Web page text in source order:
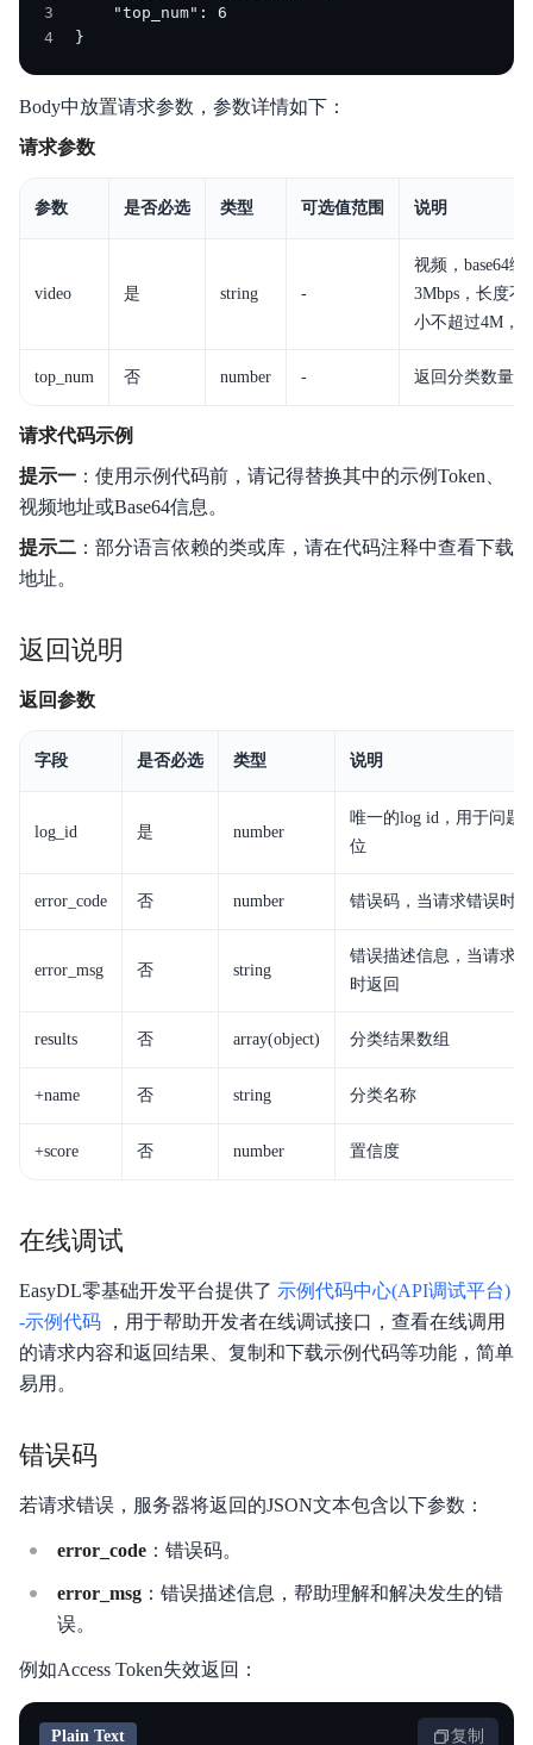
3
4
}
Body中放置请求参数，参数详情如下：
请求参数
参数 是否必选 类型 可选值范围 说明
video 是 string -
视频，base64
3Mbps，长度不
小不超过4M，
top_num 否 number - 返回分类数量
请求代码示例
提示一 ：使用示例代码前，请记得替换其中的示例Token、
视频地址或Base64信息。
提示二 ：部分语言依赖的类或库，请在代码注释中查看下载
地址。
返回说明
返回参数
字段 是否必选 类型 说明
log_id 是 number
唯一的log id，用于问题
位
error_code 否 number 错误码，当请求错误时
error_msg 否 string
错误描述信息，当请求
时返回
results 否 array(object) 分类结果数组
+name 否 string 分类名称
+score 否 number 置信度
在线调试
EasyDL零基础开发平台提供了 示例代码中心(API调试平台)
-示例代码 ，用于帮助开发者在线调试接口，查看在线调用
的请求内容和返回结果、复制和下载示例代码等功能，简单
易用。
错误码
若请求错误，服务器将返回的JSON文本包含以下参数：
error_code ：错误码。
error_msg ：错误描述信息，帮助理解和解决发生的错
误。
例如Access Token失效返回：
Plain Text 复制